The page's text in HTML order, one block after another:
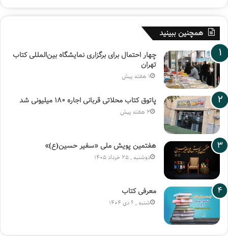
همچنین ببینید
چهار احتمال برای برگزاری نمایشگاه بین‌المللی کتاب
تهران
1 هفته پیش
پاتوق کتاب محلاتی قربانی اجاره ۱۸۰ میلیونی شد
2 هفته پیش
هفتمین پویش ملی «سفیر حسین(ع)»
دوشنبه , 25 خرداد 1405
معرفی کتاب
شنبه , 6 دی 1404